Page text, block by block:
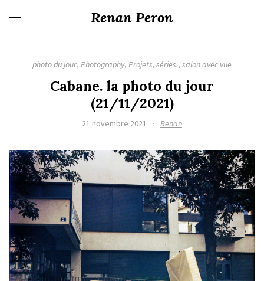
Renan Peron
photo du jour, Photography, Projets, séries., salon avec vue
Cabane. la photo du jour
(21/11/2021)
21 novembre 2021 · Renan